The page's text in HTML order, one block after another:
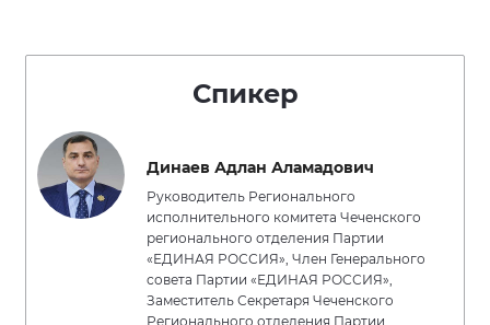
Спикер
Динаев Адлан Аламадович
Руководитель Регионального
исполнительного комитета Чеченского
регионального отделения Партии
«ЕДИНАЯ РОССИЯ», Член Генерального
совета Партии «ЕДИНАЯ РОССИЯ»,
Заместитель Секретаря Чеченского
Регионального отделения Партии